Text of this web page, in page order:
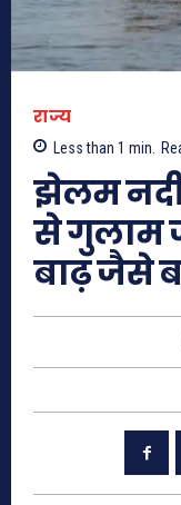
राज्य
Less than 1 min.
झेलम
से गुलाम
बाढ़ जैसे